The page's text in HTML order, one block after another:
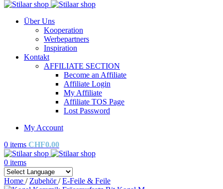
Über Uns
Kooperation
Werbepartners
Inspiration
Kontakt
AFFILIATE SECTION
Become an Affiliate
Affiliate Login
My Affiliate
Affiliate TOS Page
Lost Password
My Account
0 items CHF0.00
0 items
Home / Zubehör/ E-Feile & Feile